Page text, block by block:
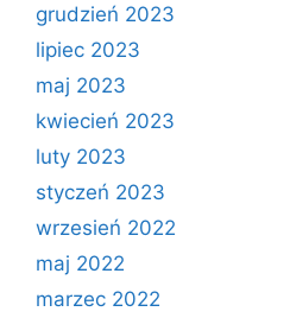
grudzień 2023
lipiec 2023
maj 2023
kwiecień 2023
luty 2023
styczeń 2023
wrzesień 2022
maj 2022
marzec 2022